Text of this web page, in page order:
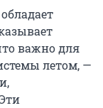
важно для
летом, —